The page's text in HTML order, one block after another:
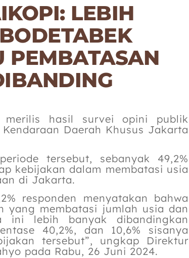
LEBIH
PEMBATASAN
merilis hasil survei opini publik
Daerah Khusus Jakarta
tersebut, sebanyak 49,2%
kebijakan dalam membatasi usia
di Jakarta.
responden menyatakan bahwa
yang membatasi jumlah usia dan
ini lebih banyak dibandingkan
40,2%, dan 10,6% sisanya
tersebut”, ungkap Direktur
pada Rabu, 26 Juni 2024.